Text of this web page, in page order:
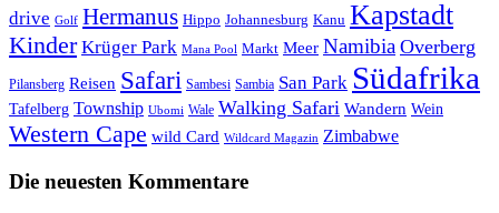
drive Golf Hermanus Hippo Johannesburg Kanu Kapstadt
Kinder Krüger Park Mana Pool Markt Meer Namibia Overberg
Pilansberg Reisen Safari Sambesi Sambia San Park Südafrika
Tafelberg Township Ubomi Wale Walking Safari Wandern Wein
Western Cape wild Card Wildcard Magazin Zimbabwe
Die neuesten Kommentare